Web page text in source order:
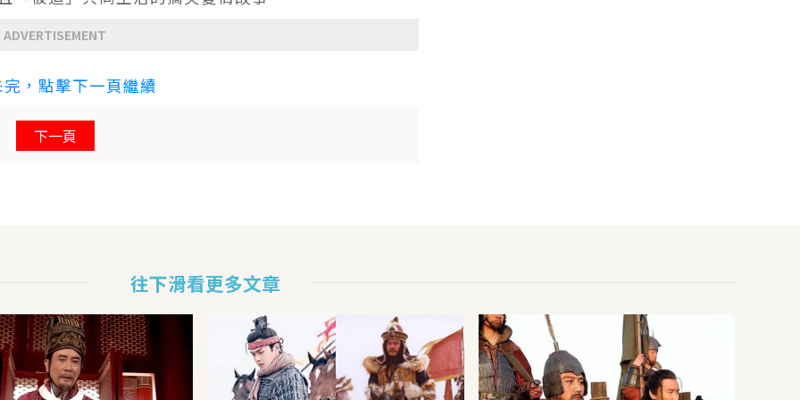
ADVERTISEMENT
，點擊下一頁繼續
下一頁
往下滑看更多文章